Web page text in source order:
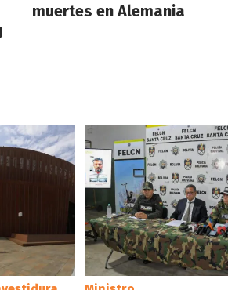
muertes en Alemania